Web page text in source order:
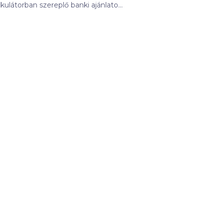
kattintási szám
kizárjuk. További